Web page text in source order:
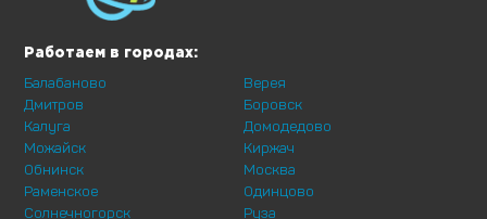
Работаем в городах:
Балабаново
Дмитров
Калуга
Можайск
Обнинск
Раменское
Солнечногорск
Верея
Боровск
Домодедово
Киржач
Москва
Одинцово
Руза